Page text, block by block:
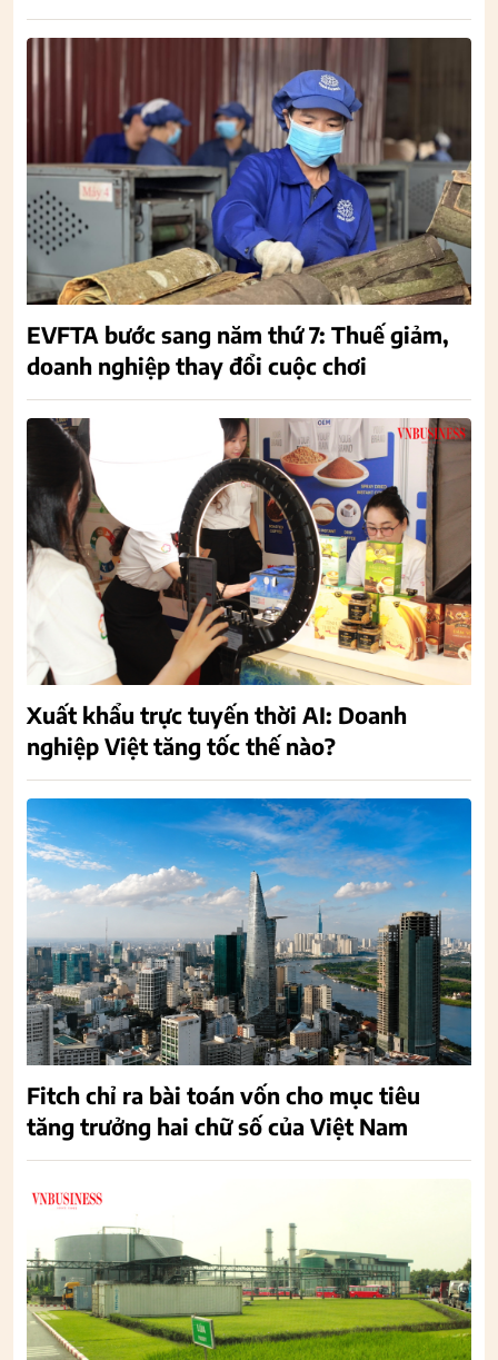
EVFTA bước sang năm thứ 7: Thuế giảm,
doanh nghiệp thay đổi cuộc chơi
Xuất khẩu trực tuyến thời AI: Doanh
nghiệp Việt tăng tốc thế nào?
Fitch chỉ ra bài toán vốn cho mục tiêu
tăng trưởng hai chữ số của Việt Nam